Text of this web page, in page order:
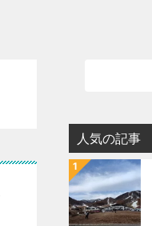
人気の記事